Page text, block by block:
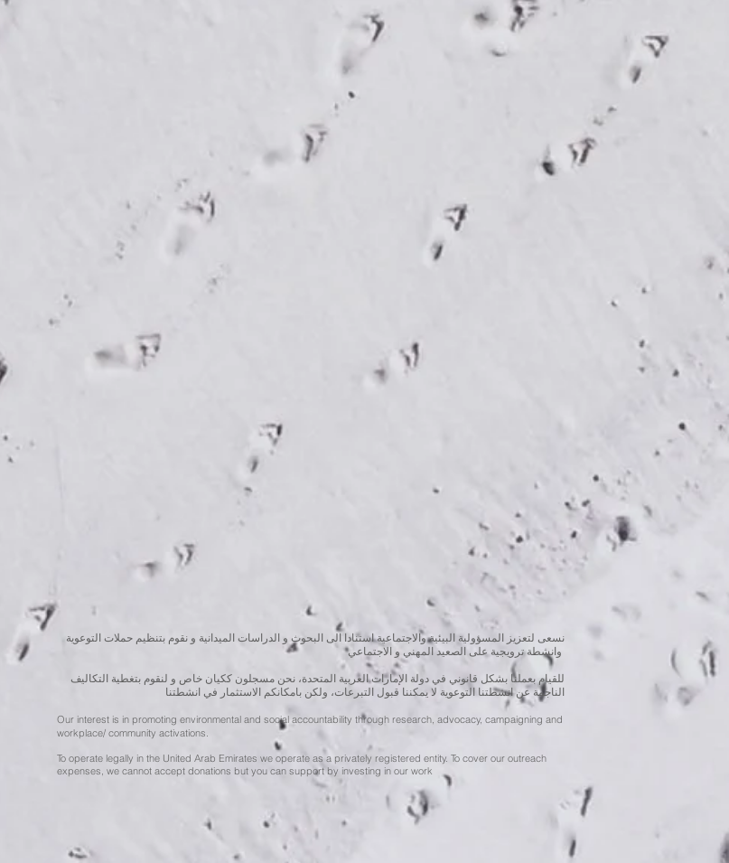
نسعى لتعزيز المسؤولية البيئية والاجتماعية استنادا الى البحوث و الدراسات الميدانية و نقوم بتنظيم حملات التوعوية
للقيام بعملنا بشكل قانوني في دولة الإمارات العربية المتحدة، نحن مسجلون ككيان خاص و لنقوم بتغطية التكاليف
الناجمة عن انشطتنا التوعوية لا يمكننا قبول التبرعات، ولكن بامكانكم الاستثمار في انشطتنا
Our interest is in promoting environmental and social accountability through research, advocacy, campaigning and
workplace/ community activations.
To operate legally in the United Arab Emirates we operate as a privately registered entity. To cover our outreach
expenses, we cannot accept donations but you can support by investing in our work